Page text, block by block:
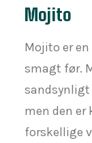
Mojito
Mojito er
smagt før.
sandsynligt
men den er
forskellige